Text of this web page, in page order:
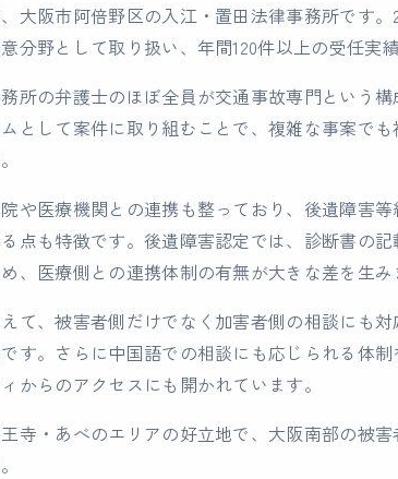
大阪市阿倍野区の入江・置田法律事務所です
分野として取り扱い、年間120件以上の受任実
所の弁護士のほぼ全員が交通事故専門という
として案件に取り組むことで、複雑な事案で
や医療機関との連携も整っており、後遺障害
点も特徴です。後遺障害認定では、診断書の
、医療側との連携体制の有無が大きな差を生み
て、被害者側だけでなく加害者側の相談にも
す。さらに中国語での相談にも応じられる体
からのアクセスにも開かれています。
寺・あべのエリアの好立地で、大阪南部の被